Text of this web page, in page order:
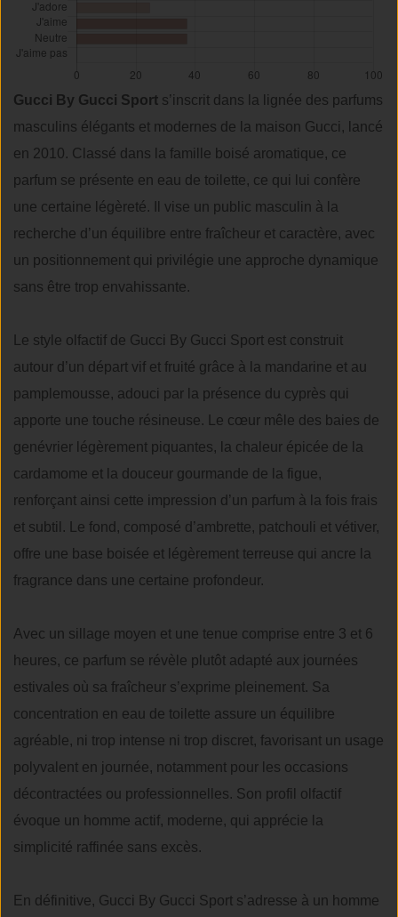
Gucci By Gucci Sport s’inscrit dans la lignée des parfums
masculins élégants et modernes de la maison Gucci, lancé
en 2010. Classé dans la famille boisé aromatique, ce
parfum se présente en eau de toilette, ce qui lui confère
une certaine légèreté. Il vise un public masculin à la
recherche d’un équilibre entre fraîcheur et caractère, avec
un positionnement qui privilégie une approche dynamique
sans être trop envahissante.
Le style olfactif de Gucci By Gucci Sport est construit
autour d’un départ vif et fruité grâce à la mandarine et au
pamplemousse, adouci par la présence du cyprès qui
apporte une touche résineuse. Le cœur mêle des baies de
genévrier légèrement piquantes, la chaleur épicée de la
cardamome et la douceur gourmande de la figue,
renforçant ainsi cette impression d’un parfum à la fois frais
et subtil. Le fond, composé d’ambrette, patchouli et vétiver,
offre une base boisée et légèrement terreuse qui ancre la
fragrance dans une certaine profondeur.
Avec un sillage moyen et une tenue comprise entre 3 et 6
heures, ce parfum se révèle plutôt adapté aux journées
estivales où sa fraîcheur s’exprime pleinement. Sa
concentration en eau de toilette assure un équilibre
agréable, ni trop intense ni trop discret, favorisant un usage
polyvalent en journée, notamment pour les occasions
décontractées ou professionnelles. Son profil olfactif
évoque un homme actif, moderne, qui apprécie la
simplicité raffinée sans excès.
En définitive, Gucci By Gucci Sport s’adresse à un homme